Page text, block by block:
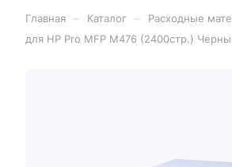
Главная Каталог Расходные
для HP Pro MFP M476 (2400стр.)